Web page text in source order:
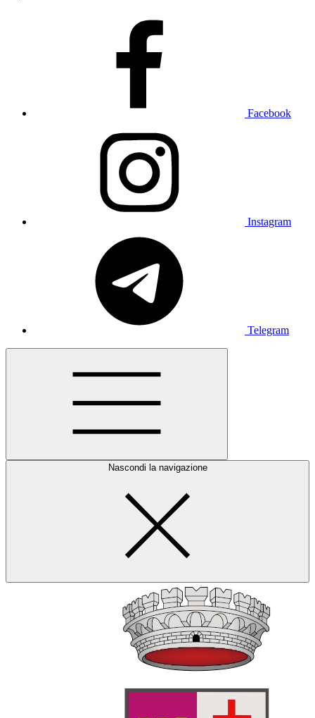
Facebook
Instagram
Telegram
Nascondi la navigazione